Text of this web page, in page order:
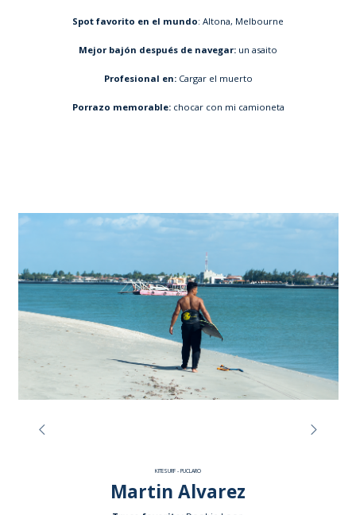
Spot favorito en el mundo: Altona, Melbourne
Mejor bajón después de navegar: un asaito
Profesional en:Cargar el muerto
Porrazo memorable: chocar con mi camioneta
KITESURF - PUCLARO
Martin Alvarez